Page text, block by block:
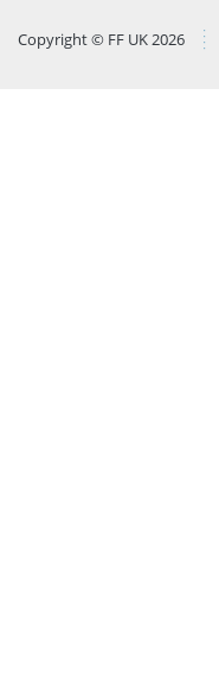
Copyright © FF UK 2026